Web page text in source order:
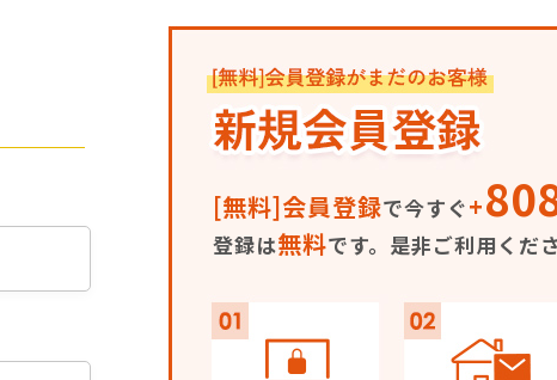
[無料]会員登録で今すぐ+
登録は無料です。是非ご利用くだ